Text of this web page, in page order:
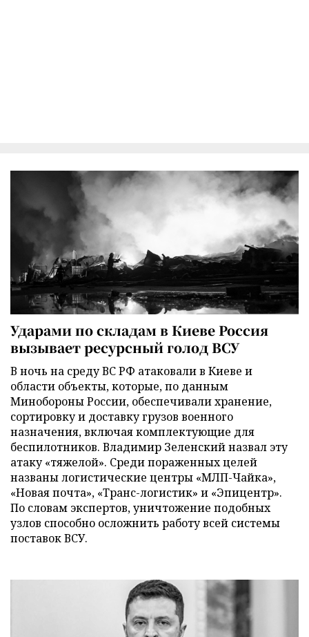
Ударами по складам в Киеве Россия
вызывает ресурсный голод ВСУ
В ночь на среду ВС РФ атаковали в Киеве и
области объекты, которые, по данным
Минобороны России, обеспечивали хранение,
сортировку и доставку грузов военного
назначения, включая комплектующие для
беспилотников. Владимир Зеленский назвал эту
атаку «тяжелой». Среди пораженных целей
названы логистические центры «МЛП-Чайка»,
«Новая почта», «Транс-логистик» и «Эпицентр».
По словам экспертов, уничтожение подобных
узлов способно осложнить работу всей системы
поставок ВСУ.